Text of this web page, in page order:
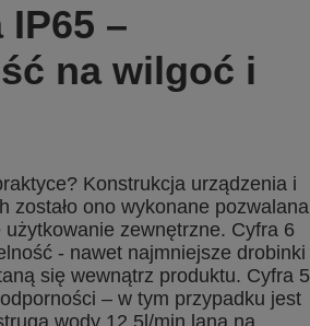
–
na wilgoć i
Konstrukcja urządzenia i
zostało ono wykonane pozwalana
zewnętrzne. Cyfra 6
- nawet najmniejsze drobinki
się wewnątrz produktu. Cyfra 5
– w tym przypadku jest
wody 12,5l/min laną na